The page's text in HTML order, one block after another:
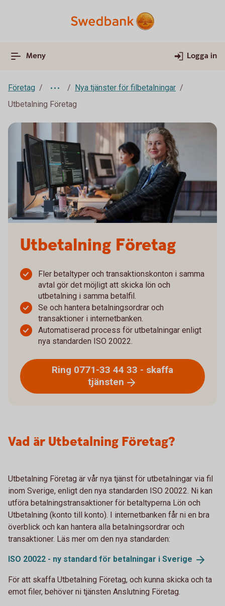
Meny Logga in
Företag
Nya tjänster för filbetalningar
Utbetalning Företag
Utbetalning Företag
Fler betaltyper och transaktionskonton i samma
avtal gör det möjligt att skicka lön och
utbetalning i samma betalfil.
Se och hantera betalningsordrar och
transaktioner i internetbanken.
Automatiserad process för utbetalningar enligt
nya standarden ISO 20022.
Ring 0771-33 44 33 - skaffa
tjänsten
Vad är Utbetalning Företag?
Utbetalning Företag är vår nya tjänst för utbetalningar via fil
inom Sverige, enligt den nya standarden ISO 20022. Ni kan
utföra betalningstransaktioner för betaltyperna Lön och
Utbetalning (konto till konto). I internetbanken får ni en bra
överblick och kan hantera alla betalningsordrar och
transaktioner. Läs mer om den nya standarden:
ISO 20022 - ny standard för betalningar i Sverige
För att skaffa Utbetalning Företag, och kunna skicka och ta
emot filer, behöver ni tjänsten Anslutning Företag.